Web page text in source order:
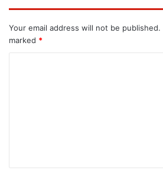
Your email address will not be published.
marked *